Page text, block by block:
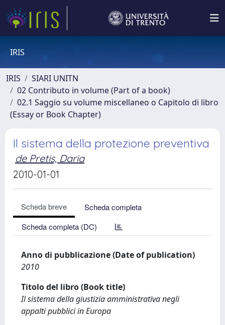
IRIS
IRIS
SIARI UNITN
02 Contributo in volume (Part of a book)
02.1 Saggio su volume miscellaneo o Capitolo di libro
(Essay or Book Chapter)
Il sistema della protezione preventiva
de Pretis, Daria
2010-01-01
Scheda breve
Scheda completa
Scheda completa (DC)
Anno di pubblicazione (Date of publication)
2010
Titolo del libro (Book title)
Il sistema della giustizia amministrativa negli
appalti pubblici in Europa